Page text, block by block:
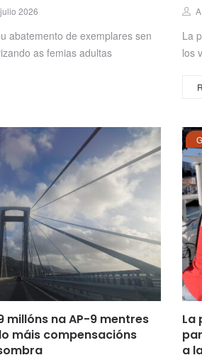
2026
abatemento de exemplares sen
as femias adultas
La
los
millóns na AP-9 mentres
máis compensacións
La
a